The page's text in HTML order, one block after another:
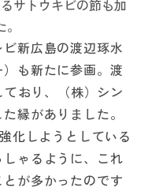
サトウキビの節も加
新広島の渡辺琢水
も新たに参画。渡
おり、（株）シン
縁がありました。
化しようとしている
ゃるように、これ
が多かったのです